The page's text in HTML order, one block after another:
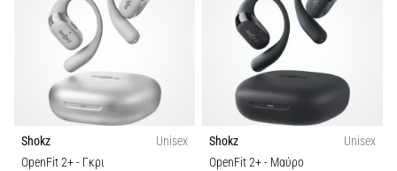
Shokz
Unisex
OpenFit 2+- Γκρι
Shokz
Unisex
OpenFit 2+- Μαύρο